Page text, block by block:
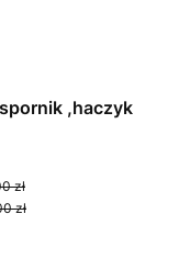
,haczyk
zł
zł